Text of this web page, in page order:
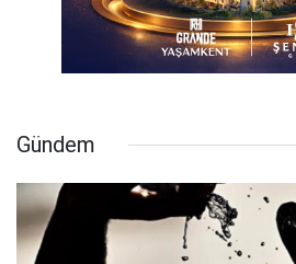
Gündem